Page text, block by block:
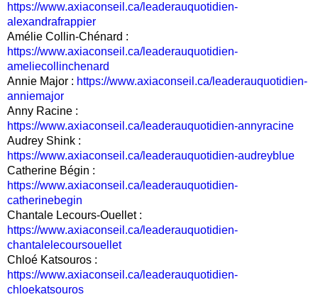
https://www.axiaconseil.ca/leaderauquotidien-
alexandrafrappier
Amélie Collin-Chénard :
https://www.axiaconseil.ca/leaderauquotidien-
ameliecollinchenard
Annie Major : https://www.axiaconseil.ca/leaderauquotidien-
anniemajor
Anny Racine :
https://www.axiaconseil.ca/leaderauquotidien-annyracine
Audrey Shink :
https://www.axiaconseil.ca/leaderauquotidien-audreyblue
Catherine Bégin :
https://www.axiaconseil.ca/leaderauquotidien-
catherinebegin
Chantale Lecours-Ouellet :
https://www.axiaconseil.ca/leaderauquotidien-
chantalelecoursouellet
Chloé Katsouros :
https://www.axiaconseil.ca/leaderauquotidien-
chloekatsouros